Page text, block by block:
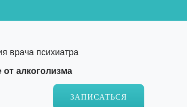
алкоголизма
ЗАПИСАТЬСЯ